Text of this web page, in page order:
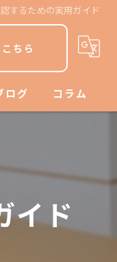
するための実用ガイド
ちら
ログ コラム
イド